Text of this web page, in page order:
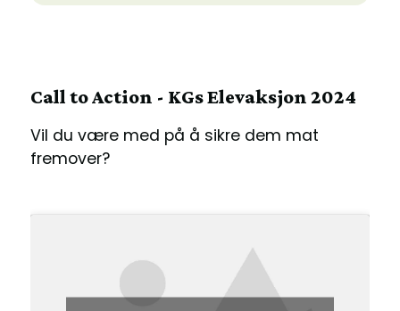
Call to Action - KGs Elevaksjon 2024
Vil du være med på å sikre dem mat
fremover?